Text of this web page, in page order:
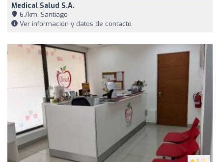
Medical Salud S.A.
6,7km, Santiago
Ver información y datos de contacto